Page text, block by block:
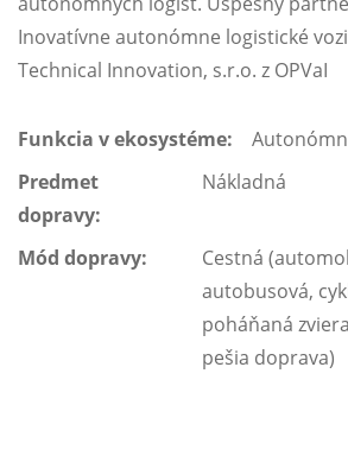
Inovatívne autonómne logistické
Technical Innovation, s.r.o. z OPVaI
Funkcia v ekosystéme:
Predmet
dopravy:
Nákladná
Mód dopravy:
Cestná
autobusová,
poháňaná
pešia doprava)